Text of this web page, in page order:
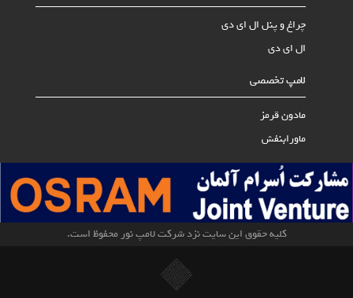
چراغ و پنل ال ای دی
ال ای دی
لامپ تخصصی
مادون قرمز
ماورابنفش
کلیه حقوق این سایت نزد شرکت لامپ نور محفوظ است.